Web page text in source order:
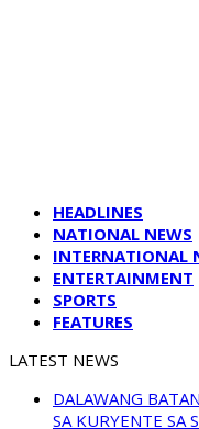
HEADLINES
NATIONAL NEWS
INTERNATIONAL
ENTERTAINMENT
SPORTS
FEATURES
LATEST NEWS
DALAWANG
SA KURYENTE SA